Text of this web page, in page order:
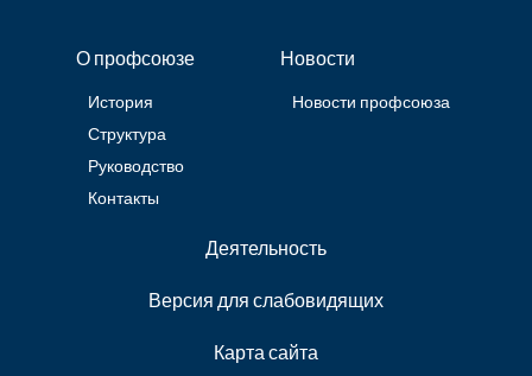
О профсоюзе
История
Структура
Руководство
Контакты
Новости
Новости профсоюза
Деятельность
Версия для слабовидящих
Карта сайта